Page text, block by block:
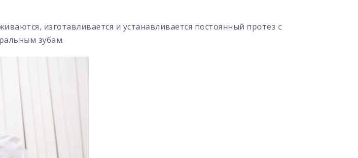
изготавливается и устанавливается постоянный протез с
зубам.